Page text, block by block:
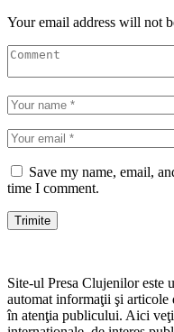
Your email address will not
Save my name, email,
time I comment.
Site-ul Presa Clujenilor este
automat informaţii şi articole
în atenţia publicului. Aici